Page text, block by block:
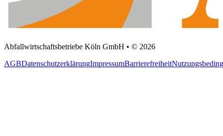
Abfallwirtschaftsbetriebe Köln GmbH • © 2026
AGBDatenschutzerklärungImpressumBarrierefreiheit